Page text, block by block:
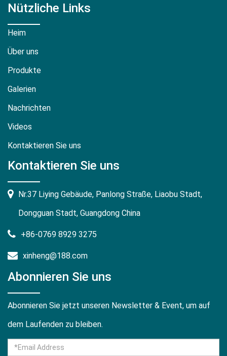
Nützliche Links
Heim
Über uns
Produkte
Galerien
Nachrichten
Videos
Kontaktieren Sie uns
Kontaktieren Sie uns
Nr.37 Liying Gebäude, Panlong Straße, Liaobu Stadt,
Dongguan Stadt, Guangdong China
+86-0769 8929 3275
xinheng@188.com
Abonnieren Sie uns
Abonnieren Sie jetzt unseren Newsletter & Event, um auf
dem Laufenden zu bleiben.